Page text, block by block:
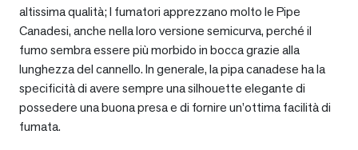
altissima qualità; I fumatori apprezzano molto le Pipe
Canadesi, anche nella loro versione semicurva, perché il
fumo sembra essere più morbido in bocca grazie alla
lunghezza del cannello. In generale, la pipa canadese ha la
specificità di avere sempre una silhouette elegante di
possedere una buona presa e di fornire un’ottima facilità di
fumata.